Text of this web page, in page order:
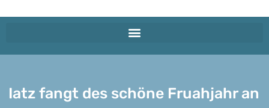
Iatz fangt des schöne Fruahjahr an